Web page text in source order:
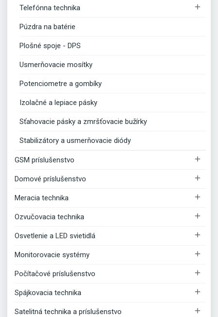
Telefónna technika 
Púzdra na batérie
Plošné spoje - DPS
Usmerňovacie mosítky
Potenciometre a gombíky
Izolačné a lepiace pásky
Sťahovacie pásky a zmršťovacie bužírky
Stabilizátory a usmerňovacie diódy
GSM príslušenstvo 
Domové príslušenstvo 
Meracia technika 
Ozvučovacia technika 
Osvetlenie a LED svietidlá 
Monitorovacie systémy 
Počítačové príslušenstvo 
Spájkovacia technika 
Satelitná technika a príslušenstvo 